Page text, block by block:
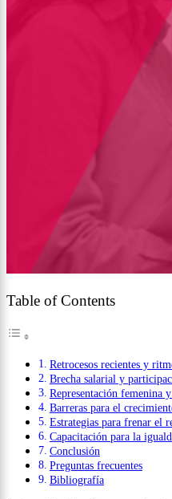
Table of Contents
Retrocesos recientes y
Brecha salarial y
Representación femenina
Barreras para el
Estrategias para frenar el
Capacitación para la
Conclusión
Preguntas frecuentes
Bibliografía